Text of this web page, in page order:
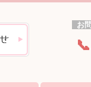
お
📞